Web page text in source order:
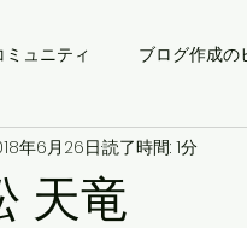
ミュニティ ブログ作成の
天竜
年6月26日読了時間: 1分